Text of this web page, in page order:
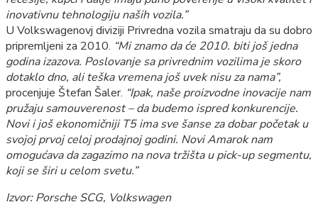
inovativnu tehnologiju naših vozila.”
U Volkswagenovj diviziji Privredna vozila smatraju da su dobro
pripremljeni za 2010. “Mi znamo da će 2010. biti još jedna
godina izazova. Poslovanje sa privrednim vozilima je skoro
dotaklo dno, ali teška vremena još uvek nisu za nama”,
procenjuje Štefan Šaler. “Ipak, naše proizvodne inovacije nam
pružaju samouverenost – da budemo ispred konkurencije.
Novi i još ekonomičniji T5 ima sve šanse za dobar početak u
svojoj prvoj celoj prodajnoj godini. Novi Amarok nam
omogućava da zagazimo na nova tržišta u pick-up segmentu,
koji se širi u celom svetu.”
Izvor: Porsche SCG, Volkswagen